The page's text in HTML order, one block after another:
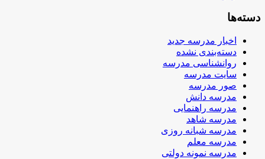
دسته‌ها
اخبار مدرسه جدید
دسته‌بندی نشده
روانشناسی مدرسه
سایت مدرسه
صور مدرسه
مدرسه دانش
مدرسه راهنمایی
مدرسه شاهد
مدرسه شبانه روزی
مدرسه معلم
مدرسه نمونه دولتی